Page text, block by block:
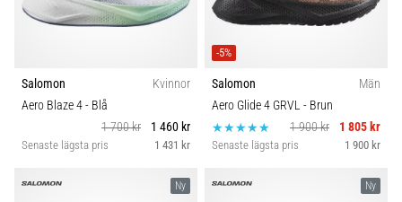
Salomon
Kvinnor
Aero Blaze 4- Blå
1 700 kr
1 460 kr
Senaste lägsta pris 1 431 kr
-5%
Salomon
Män
Aero Glide 4 GRVL - Brun
1 900 kr
1 805 kr
Senaste lägsta pris 1 900 kr
Ny Ny